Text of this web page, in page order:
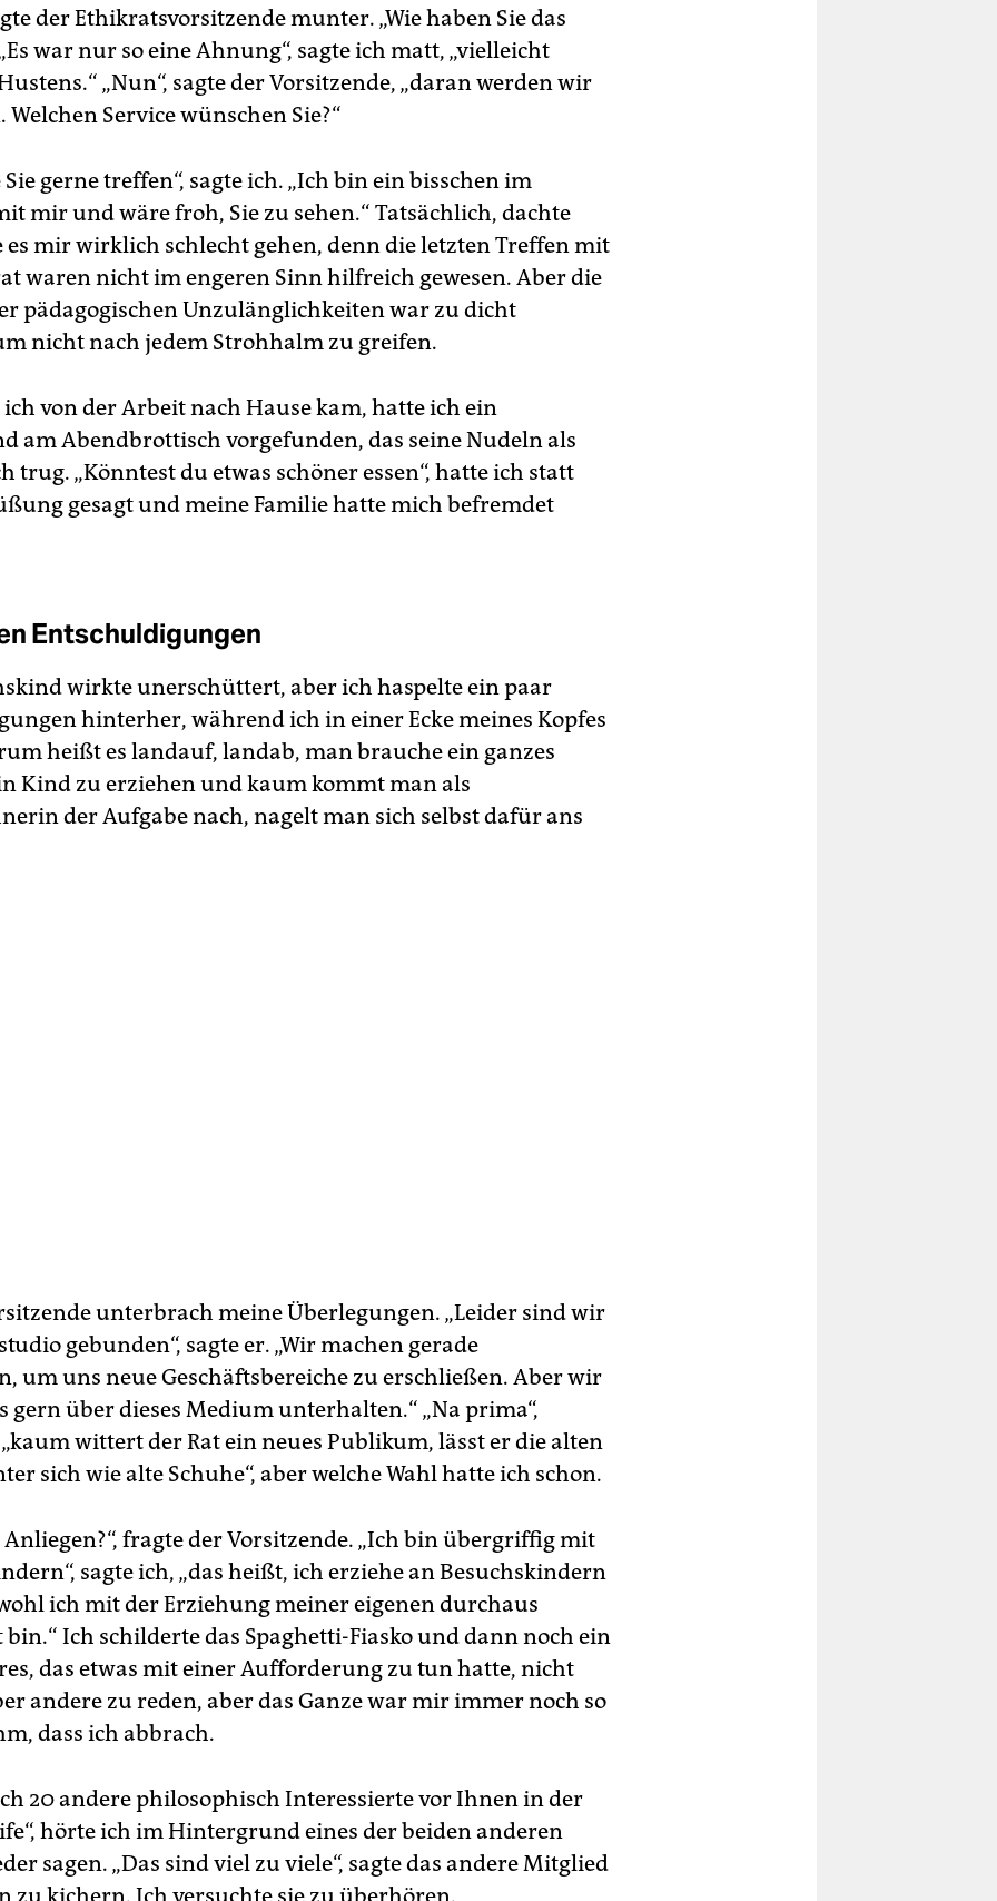
der Ethik­ratsvorsitzende munter. „Wie haben Sie das
war nur so eine Ahnung“, sagte ich matt, „vielleicht
„Nun“, sagte der Vorsitzende, „daran werden wir
Service wünschen Sie?“
gerne treffen“, sagte ich. „Ich bin ein bisschen im
mir und wäre froh, Sie zu sehen.“ Tatsächlich, dachte
es mir wirklich schlecht gehen, denn die letzten Treffen mit
waren nicht im engeren Sinn hilfreich gewesen. Aber die
pädagogischen Unzulänglichkeiten war zu dicht
nicht nach jedem Strohhalm zu greifen.
ich von der Arbeit nach Hause kam, hatte ich ein
am Abendbrottisch vorgefunden, das seine Nudeln als
trug. „Könntest du etwas schöner essen“, hatte ich statt
gesagt und meine Familie hatte mich befremdet
Entschuldigungen
wirkte unerschüttert, aber ich haspelte ein paar
hinterher, während ich in einer Ecke meines Kopfes
heißt es landauf, landab, man brauche ein ganzes
Kind zu erziehen und kaum kommt man als
der Aufgabe nach, nagelt man sich selbst dafür ans
unterbrach meine Überlegungen. „Leider sind wir
gebunden“, sagte er. „Wir machen gerade
um uns neue Geschäftsbereiche zu erschließen. Aber wir
gern über dieses Medium unterhalten.“ „Na prima“,
wittert der Rat ein neues Publikum, lässt er die alten
sich wie alte Schuhe“, aber welche Wahl hatte ich schon.
Anliegen?“, fragte der Vorsitzende. „Ich bin übergriffig mit
sagte ich, „das heißt, ich erziehe an Besuchskindern
ich mit der Erziehung meiner eigenen durchaus
bin.“ Ich schilderte das Spaghetti-Fiasko und dann noch ein
das etwas mit einer Aufforderung zu tun hatte, nicht
andere zu reden, aber das Ganze war mir immer noch so
dass ich abbrach.
20 andere philosophisch Interessierte vor Ihnen in der
hörte ich im Hintergrund eines der beiden anderen
sagen. „Das sind viel zu viele“, sagte das andere Mitglied
zu kichern. Ich versuchte sie zu überhören.